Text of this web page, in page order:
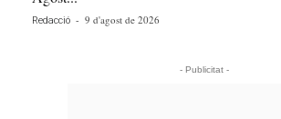
Redacció - 9 d'agost de 2026
- Publicitat -